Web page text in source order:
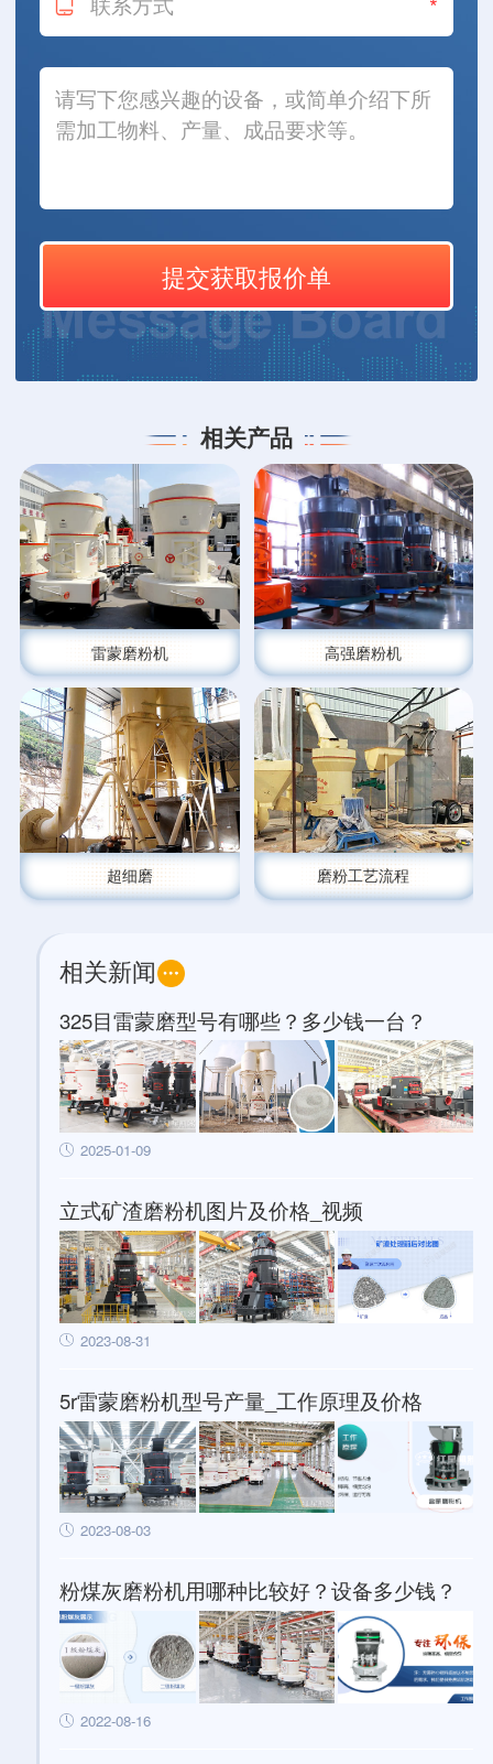
相关产品
雷蒙磨粉机 高强磨粉机
超细磨 磨粉工艺流程
相关新闻
325目雷蒙磨型号有哪些？多少钱一台？
2025-01-09
立式矿渣磨粉机图片及价格_视频
2023-08-31
5r雷蒙磨粉机型号产量_工作原理及价格
2023-08-03
粉煤灰磨粉机用哪种比较好？设备多少钱？
2022-08-16